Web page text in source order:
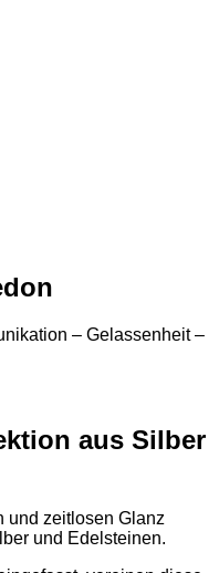
– Gelassenheit –
aus Silber
und zeitlosen Glanz
und Edelsteinen.